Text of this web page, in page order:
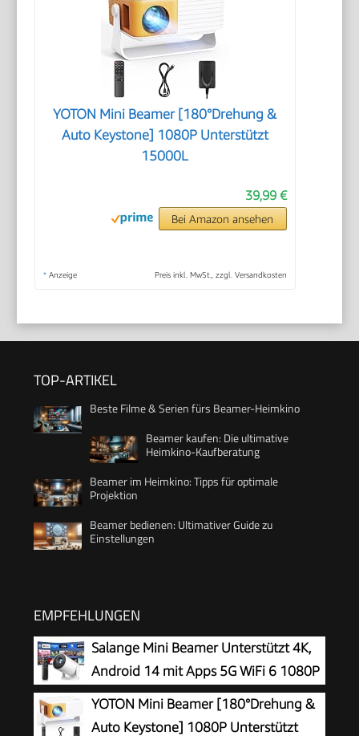
YOTON Mini Beamer [180°Drehung &
Auto Keystone] 1080P Unterstützt
15000L
39,99 €
Bei Amazon ansehen
* Anzeige Preis inkl. MwSt., zzgl. Versandkosten
TOP-ARTIKEL
Beste Filme & Serien fürs Beamer-Heimkino
Beamer kaufen: Die ultimative
Heimkino-Kaufberatung
Beamer im Heimkino: Tipps für optimale
Projektion
Beamer bedienen: Ultimativer Guide zu
Einstellungen
EMPFEHLUNGEN
Salange Mini Beamer Unterstützt 4K,
Android 14 mit Apps 5G WiFi 6 1080P
YOTON Mini Beamer [180°Drehung &
Auto Keystone] 1080P Unterstützt